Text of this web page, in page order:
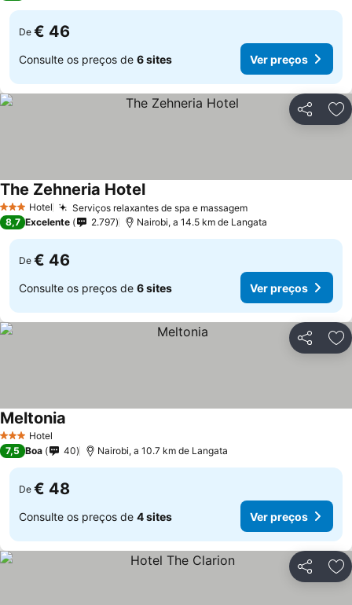
De € 46
Consulte os preços de 6 sites Ver preços
Partilhar
3 EstrelasHotel Serviços relaxantes de spa e massagemVer preços
The Zehneria HotelVer preços
8,7 Excelente 2.797 Nairobi, a 14.5 km de Langata
De € 46
Consulte os preços de 6 sites Ver preços
Partilhar
3 EstrelasHotel
Meltonia
7,5 Boa 40 Nairobi, a 10.7 km de Langata
De € 48
Consulte os preços de 4 sites Ver preços
Partilhar